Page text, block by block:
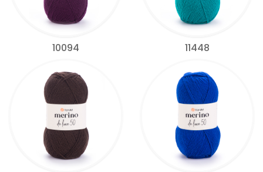
10094 11448